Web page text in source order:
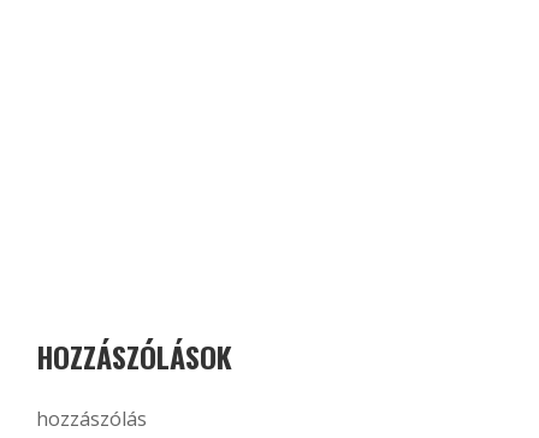
HOZZÁSZÓLÁSOK
hozzászólás